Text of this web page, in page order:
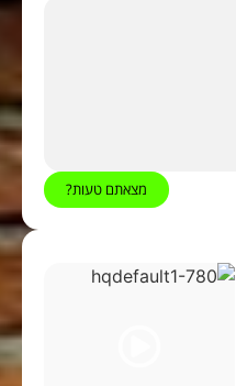
מצאתם טעות?